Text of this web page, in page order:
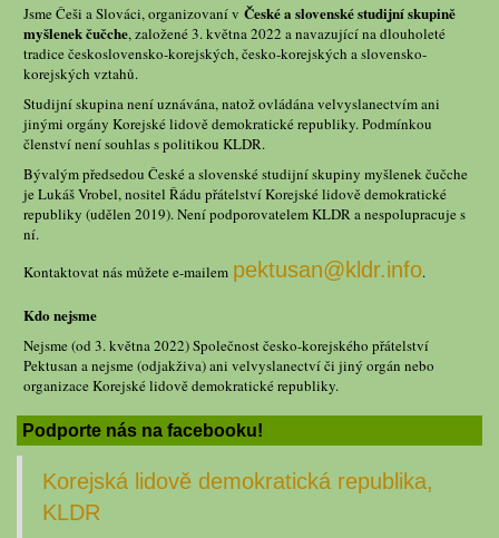
Jsme Češi a Slováci, organizovaní v České a slovenské studijní skupině
myšlenek čučche, založené 3. května 2022 a navazující na dlouholeté
tradice československo-korejských, česko-korejských a slovensko-
korejských vztahů.
Studijní skupina není uznávána, natož ovládána velvyslanectvím ani
jinými orgány Korejské lidově demokratické republiky. Podmínkou
členství není souhlas s politikou KLDR.
Bývalým předsedou České a slovenské studijní skupiny myšlenek čučche
je Lukáš Vrobel, nositel Řádu přátelství Korejské lidově demokratické
republiky (udělen 2019). Není podporovatelem KLDR a nespolupracuje s
ní.
Kontaktovat nás můžete e-mailem pektusan@kldr.info.
Kdo nejsme
Nejsme (od 3. května 2022) Společnost česko-korejského přátelství
Pektusan a nejsme (odjakživa) ani velvyslanectví či jiný orgán nebo
organizace Korejské lidově demokratické republiky.
Podporte nás na facebooku!
Korejská lidově demokratická republika,
KLDR